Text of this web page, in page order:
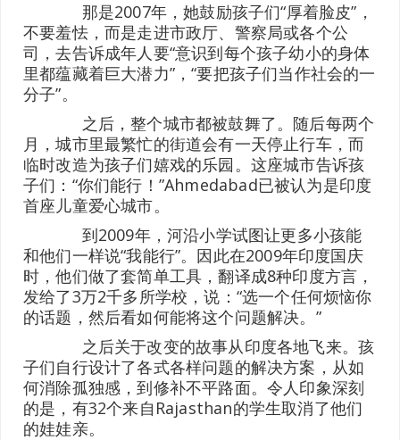
那是2007年，她鼓励孩子们“厚着脸皮”，
不要羞怯，而是走进市政厅、警察局或各个公
司，去告诉成年人要“意识到每个孩子幼小的身体
里都蕴藏着巨大潜力”，“要把孩子们当作社会的一
分子”。
之后，整个城市都被鼓舞了。随后每两个
月，城市里最繁忙的街道会有一天停止行车，而
临时改造为孩子们嬉戏的乐园。这座城市告诉孩
子们：“你们能行！”Ahmedabad已被认为是印度
首座儿童爱心城市。
到2009年，河沿小学试图让更多小孩能
和他们一样说“我能行”。因此在2009年印度国庆
时，他们做了套简单工具，翻译成8种印度方言，
发给了3万2千多所学校，说：“选一个任何烦恼你
的话题，然后看如何能将这个问题解决。”
之后关于改变的故事从印度各地飞来。孩
子们自行设计了各式各样问题的解决方案，从如
何消除孤独感，到修补不平路面。令人印象深刻
的是，有32个来自Rajasthan的学生取消了他们
的娃娃亲。